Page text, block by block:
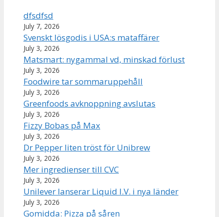
dfsdfsd
July 7, 2026
Svenskt lösgodis i USA:s mataffärer
July 3, 2026
Matsmart: nygammal vd, minskad förlust
July 3, 2026
Foodwire tar sommaruppehåll
July 3, 2026
Greenfoods avknoppning avslutas
July 3, 2026
Fizzy Bobas på Max
July 3, 2026
Dr Pepper liten tröst för Unibrew
July 3, 2026
Mer ingredienser till CVC
July 3, 2026
Unilever lanserar Liquid I.V. i nya länder
July 3, 2026
Gomidda: Pizza på såren